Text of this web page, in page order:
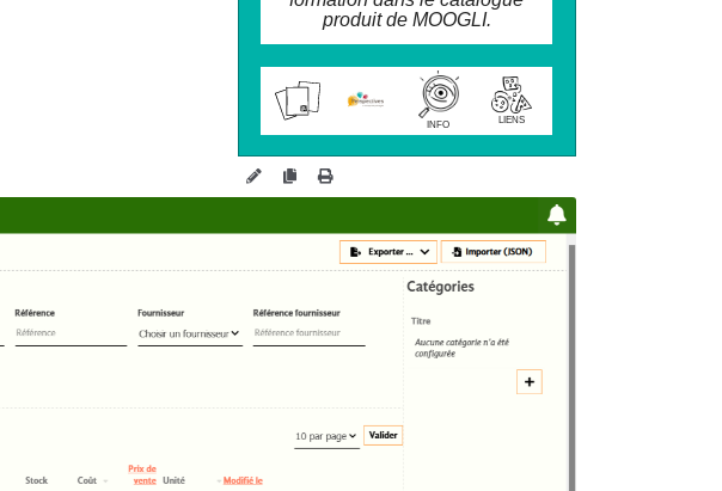
produit de MOOGLI.
INFO
LIENS
wiki.perspectives.coop/forma
tion/?ProduitFormation